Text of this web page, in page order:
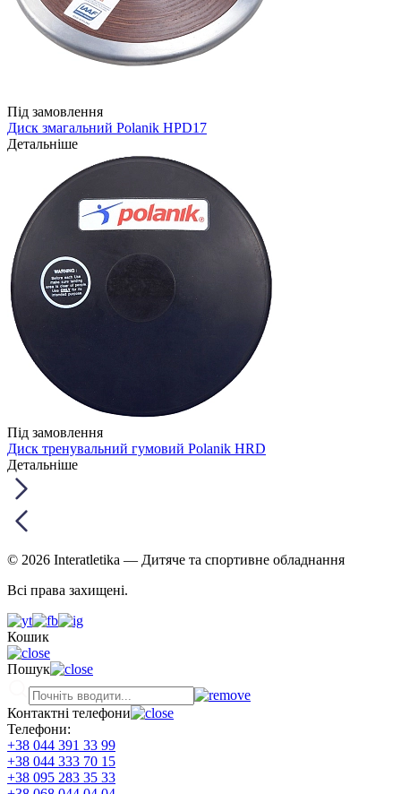
Під замовлення
Диск змагальний Polanik HPD17
Детальніше
Під замовлення
Диск тренувальний гумовий Polanik HRD
Детальніше
© 2026 Interatletika — Дитяче та спортивне обладнання
Всі права захищені.
Кошик
Пошук
Контактні телефони
Телефони:
+38 044 391 33 99
+38 044 333 70 15
+38 095 283 35 33